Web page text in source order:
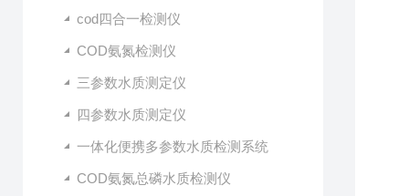
cod四合一检测仪
COD氨氮检测仪
三参数水质测定仪
四参数水质测定仪
一体化便携多参数水质检测系统
COD氨氮总磷水质检测仪